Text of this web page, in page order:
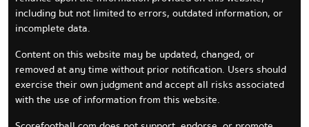
including but not limited to errors, outdated information, or
incomplete data.
Content on this website may be updated, changed, or
removed at any time without prior notification. Users should
exercise their own judgment and accept all risks associated
with the use of information from this website.